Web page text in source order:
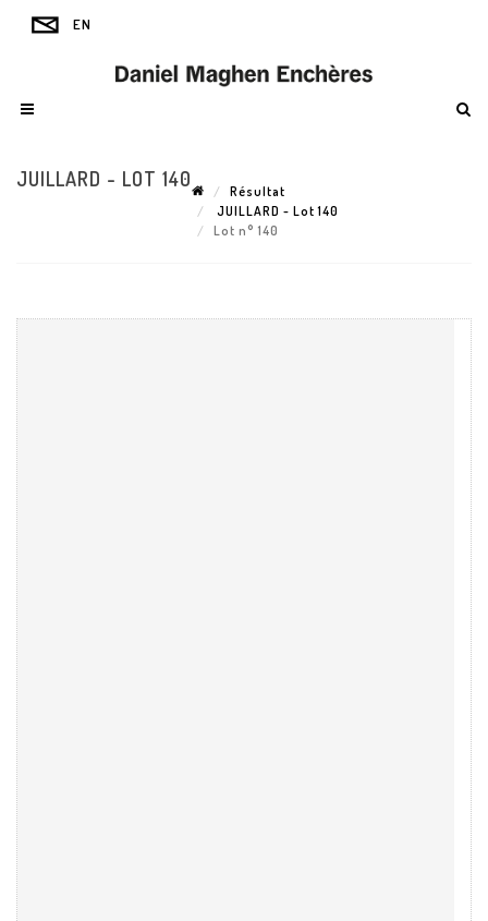
JUILLARD - LOT 140
Résultat
JUILLARD - Lot 140
Lot n° 140